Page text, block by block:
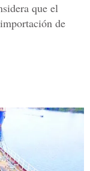
que el
de